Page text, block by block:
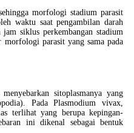
morfologi stadium parasit
waktu saat pengambilan darah
siklus perkembangan stadium
parasit yang sama pada
sitoplasmanya yang
Pada Plasmodium vivax,
terlihat yang berupa kepingan-
ini dikenal sebagai bentuk